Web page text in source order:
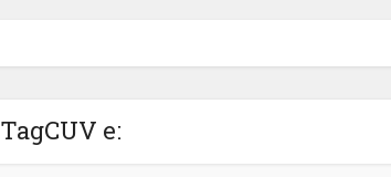
TagCUV e: